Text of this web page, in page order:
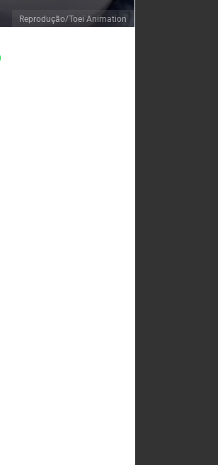
Reprodução/Toei Animation